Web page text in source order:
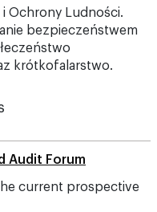
Ochrony Ludności.
bezpieczeństwem
krótkofalarstwo.
Audit Forum
current prospective